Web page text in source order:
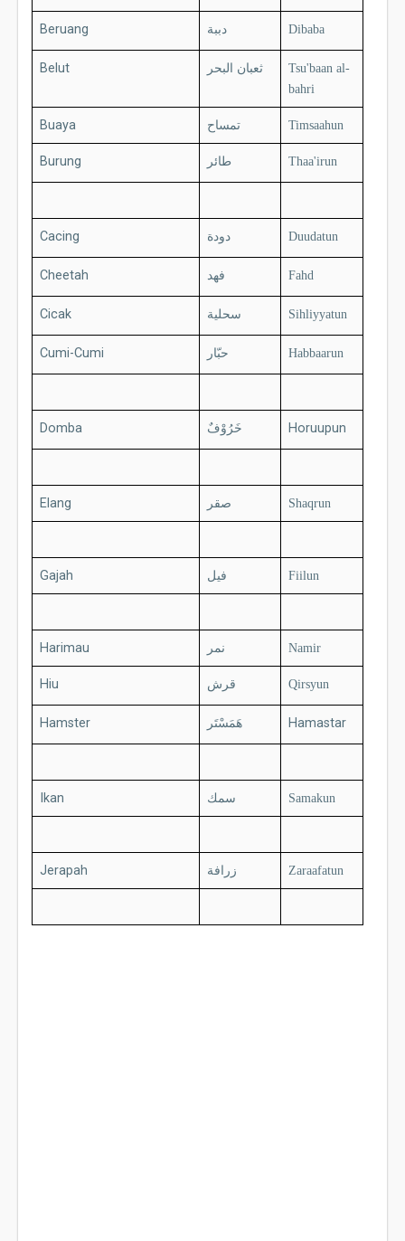
Beruang دببة Dibaba
Belut ثعبان البحر
Tsu'baan al-
bahri
Buaya تمساح Timsaahun
Burung طائر Thaa'irun
Cacing دودة Duudatun
Cheetah فهد Fahd
Cicak سحلية Sihliyyatun
Cumi-Cumi حبّار Habbaarun
Domba خَرُوْفٌ Horuupun
Elang صقر Shaqrun
Gajah فيل Fiilun
Harimau نمر Namir
Hiu قرش Qirsyun
Hamster هَمَسْتَر Hamastar
Ikan سمك Samakun
Jerapah زرافة Zaraafatun